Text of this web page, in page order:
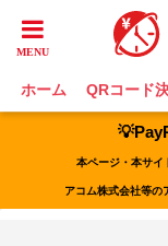
ホーム QRコード
本ページ・本サ
アコム株式会社等の